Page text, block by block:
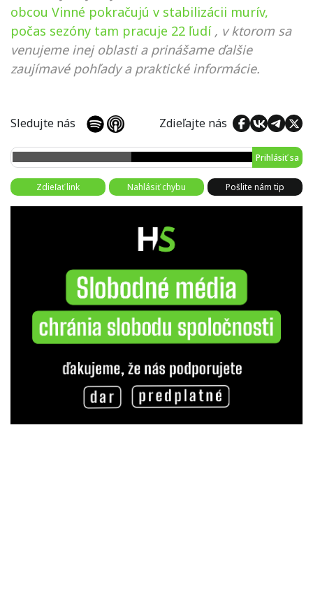
obcou Vinné pokračujú v stabilizácii murív,
počas sezóny tam pracuje 22 ľudí , v ktorom sa
venujeme inej oblasti a prinášame ďalšie
zaujímavé pohľady a praktické informácie.
Sledujte nás Zdieľajte nás
Prihlásiť sa
Zdieľať link Nahlásiť chybu Pošlite nám tip